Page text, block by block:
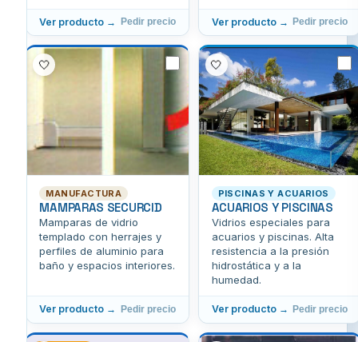
Ver producto → Pedir precio Ver producto → Pedir precio
MANUFACTURA
MAMPARAS SECURCID
Mamparas de vidrio
templado con herrajes y
perfiles de aluminio para
baño y espacios interiores.
Ver producto → Pedir precio
🤍
PISCINAS Y ACUARIOS
ACUARIOS Y PISCINAS
Vidrios especiales para
acuarios y piscinas. Alta
resistencia a la presión
hidrostática y a la
humedad.
Ver producto → Pedir precio
🤍